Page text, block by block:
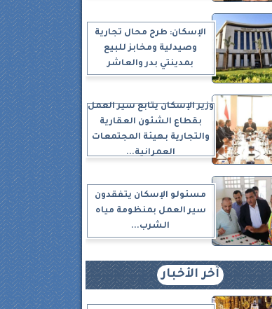
الإسكان: طرح محال تجارية
وصيدلية ومخابز للبيع
بمدينتي بدر والعاشر
وزير الإسكان يتابع سير العمل
بقطاع الشئون العقارية
والتجارية بهيئة المجتمعات
العمرانية...
مسئولو الإسكان يتفقدون
سير العمل بمنظومة مياه
الشرب...
آخر الأخبار